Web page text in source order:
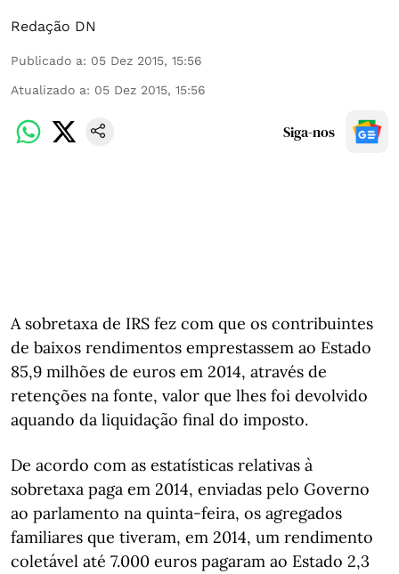
Redação DN
Publicado a: 05 Dez 2015, 15:56
Atualizado a: 05 Dez 2015, 15:56
Siga-nos
A sobretaxa de IRS fez com que os contribuintes
de baixos rendimentos emprestassem ao Estado
85,9 milhões de euros em 2014, através de
retenções na fonte, valor que lhes foi devolvido
aquando da liquidação final do imposto.
De acordo com as estatísticas relativas à
sobretaxa paga em 2014, enviadas pelo Governo
ao parlamento na quinta-feira, os agregados
familiares que tiveram, em 2014, um rendimento
coletável até 7.000 euros pagaram ao Estado 2,3